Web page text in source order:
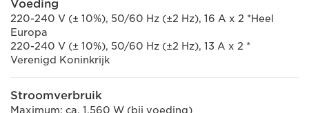
Voeding
220-240 V (± 10%), 50/60 Hz (±2 Hz), 16 A x 2 *Heel
Europa
220-240 V (± 10%), 50/60 Hz (±2 Hz), 13 A x 2 *
Verenigd Koninkrijk
Stroomverbruik
Maximum: ca. 1.560 W (bij voeding)